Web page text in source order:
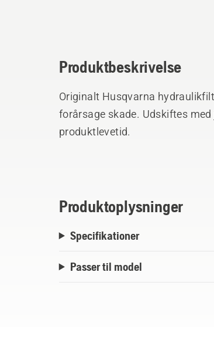
Produktbeskrivelse
Originalt Husqvarna
forårsage skade. Udskiftes
produktlevetid.
Produktoplysninger
Specifikationer
Passer til model